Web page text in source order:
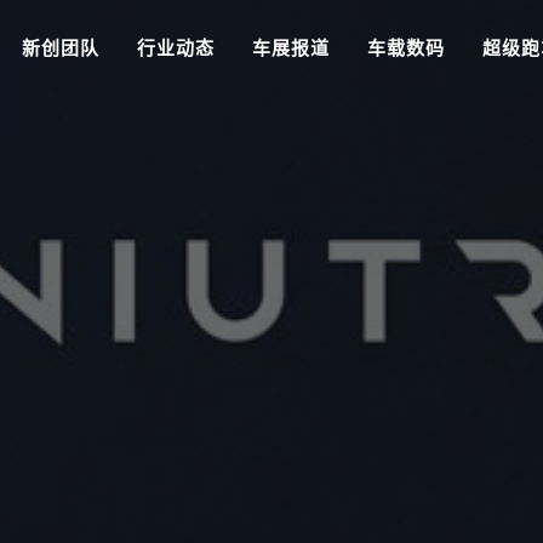
新创团队 行业动态 车展报道 车载数码 超级